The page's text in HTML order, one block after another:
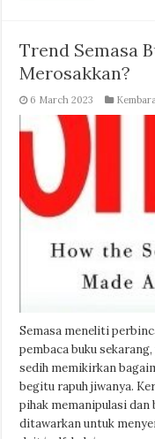
Trend Semasa
Merosakkan?
6 March 2023
Semasa meneliti
pembaca buku
sedih memikirkan
begitu rapuh jiwanya.
pihak memanipulasi
ditawarkan untuk